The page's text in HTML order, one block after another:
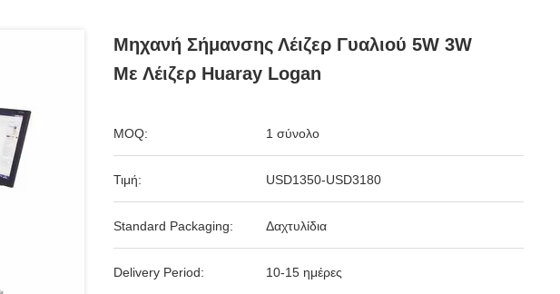
Μηχανή Σήμανσης Λέιζερ Γυαλιού 5W 3W
Με Λέιζερ Huaray Logan
MOQ: 1 σύνολο
Τιμή: USD1350-USD3180
Standard Packaging: Δαχτυλίδια
Delivery Period: 10-15 ημέρες